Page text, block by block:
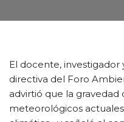
El docente,
directiva del Foro
advirtió que la
meteorológicos